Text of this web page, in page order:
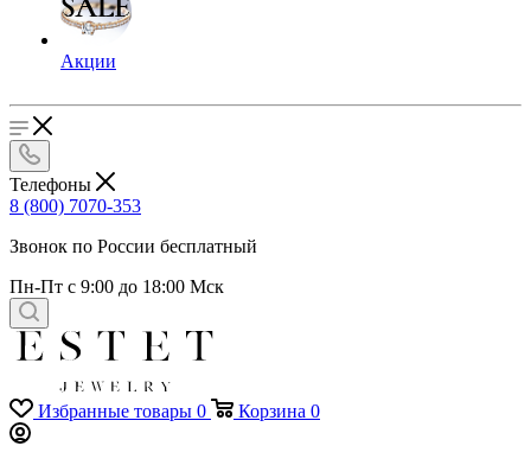
Акции
Телефоны
8 (800) 7070-353
Звонок по России бесплатный
Пн-Пт с 9:00 до 18:00 Мск
Избранные товары 0 Корзина 0